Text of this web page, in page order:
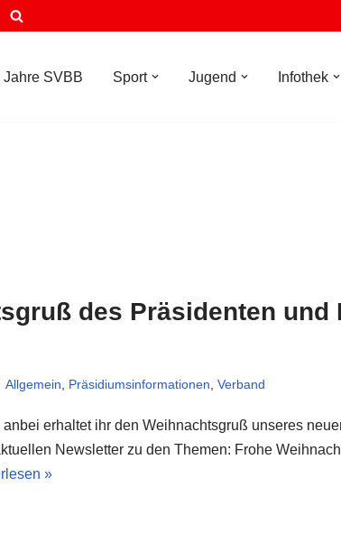
Jahre SVBB Sport Jugend Infothek
des Präsidenten und
Allgemein Präsidiumsinformationen Verband
anbei erhaltet ihr den Weihnachtsgruß unseres
Newsletter zu den Themen: Frohe
»